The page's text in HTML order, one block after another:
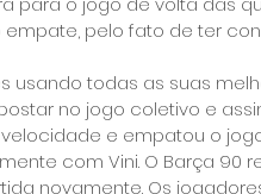
empate, pelo fato de ter
usando todas as suas
no jogo coletivo e
e empatou o
com Vini. O Barça 90
novamente. Os